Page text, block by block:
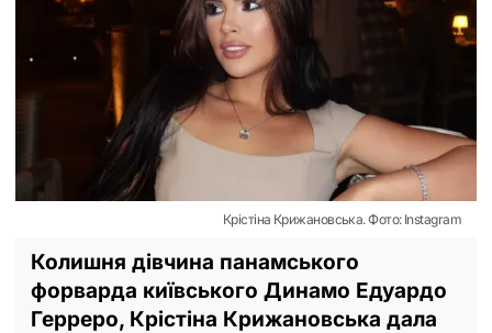
Крістіна Крижановська. Фото: Instagram
Колишня дівчина панамського
форварда київського Динамо Едуардо
Герреро, Крістіна Крижановська дала